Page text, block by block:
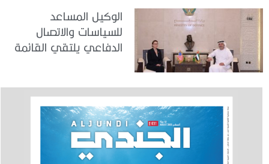
الوكيل المساعد
للسياسات والاتصال
الدفاعي يلتقي القائمة